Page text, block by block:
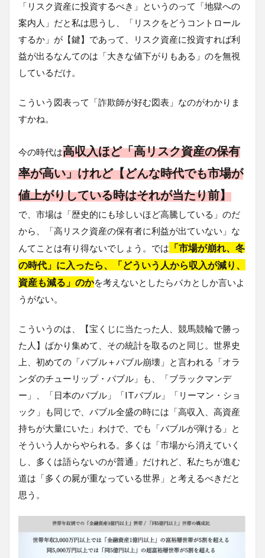
「リスク資産に投資するべき」というのって「地獄への
案内人」だと私は思うし、「リスクをどうコントロール
するか」が【鍵】であって、リスク資産に投資すれば利
益が出るなんてのは「大きな値下がりもある」のを無視
しているだけ。
こういう図表って「詐欺師が好む図表」なのがわかりま
すかね。
今の時代は高収入ほど「高リスク資産の保有
率が高い」けれど【どんな時代でも市場が
値上がりしている時はそれが当たり前】
で、市場は「歴史的にも珍しいほど高騰している」のだ
から、「高リスク資産の保有者に利益が出ていない」な
んてことは有り得ないでしょう。では 「市場が崩れ、冬
の時代」に入ったら、「どういう人から収入が減り、
資産も減る」のかを考えないとしたらバカとしか言いよ
うがない。
こういうのは、【宝くじに当たった人、競馬競輪で勝っ
た人】ばかり集めて、その統計を取るのと同じ。世界史
上、初めての「バブル＋バブル崩壊」と言われる「オラ
ンダのチューリップ・バブル」も、「ブラックマンデ
ー」、「日本のバブル」「ITバブル」「リーマン・ショ
ック」も同じで、バブル全盛の時には「高収入、高資産
持ちが大量にいた」わけで、でも「バブルが弾ける」と
そういう人からやられる。多くは「市場から消えていく
し、多くは語らないのが普通」だけれど、私たちが進む
道は「多くの屍が重なっている世界」と考えるべきだと
思う。